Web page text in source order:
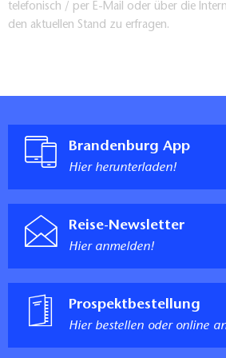
telefonisch / per E-Mail oder über die
den aktuellen Stand zu erfragen.
Brandenburg App
Hier herunterladen!
Reise-Newsletter
Hier anmelden!
Prospektbestellung
Hier bestellen oder online